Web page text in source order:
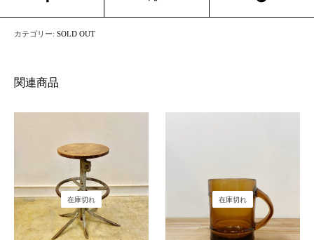
カテゴリー:SOLD OUT
関連商品
在庫切れ 在庫切れ